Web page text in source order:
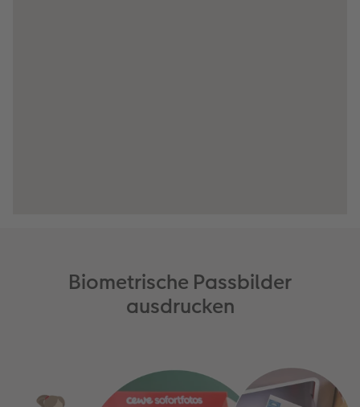
Biometrische Passbilder
ausdrucken